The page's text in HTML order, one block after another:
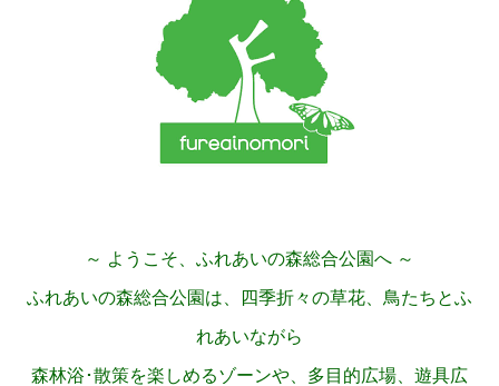
～ ようこそ、ふれあいの森総合公園へ ～
ふれあいの森総合公園は、四季折々の草花、鳥たちとふ
れあいながら
森林浴･散策を楽しめるゾーンや、多目的広場、遊具広